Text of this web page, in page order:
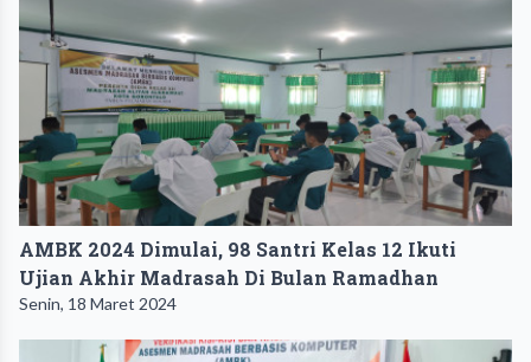
AMBK 2024 Dimulai, 98 Santri Kelas 12 Ikuti
Ujian Akhir Madrasah Di Bulan Ramadhan
Senin, 18 Maret 2024